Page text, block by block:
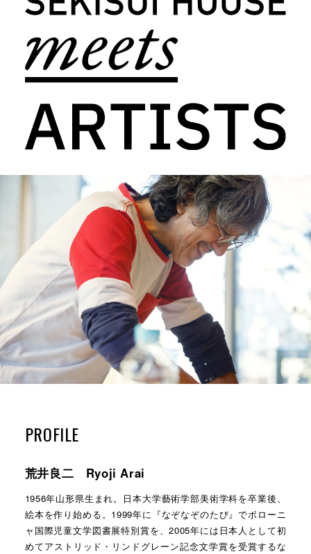
PROFILE
荒井良二 Ryoji Arai
1956年山形県生まれ。日本大学藝術学部美術学科を卒業後、
絵本を作り始める。1999年に『なぞなぞのたび』でボローニ
ャ国際児童文学図書展特別賞を、2005年には日本人として初
めてアストリッド・リンドグレーン記念文学賞を受賞するな